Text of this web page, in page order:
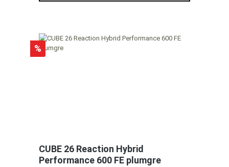
%
CUBE 26 Reaction Hybrid
Performance 600 FE plumgre